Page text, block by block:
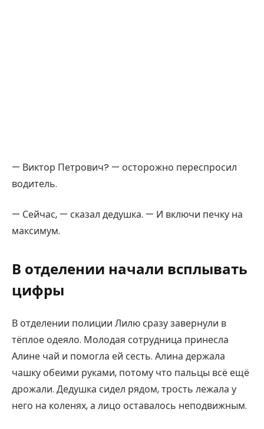
— Виктор Петрович? — осторожно переспросил
водитель.
— Сейчас, — сказал дедушка. — И включи печку на
максимум.
В отделении начали всплывать
цифры
В отделении полиции Лилю сразу завернули в
тёплое одеяло. Молодая сотрудница принесла
Алине чай и помогла ей сесть. Алина держала
чашку обеими руками, потому что пальцы всё ещё
дрожали. Дедушка сидел рядом, трость лежала у
него на коленях, а лицо оставалось неподвижным.